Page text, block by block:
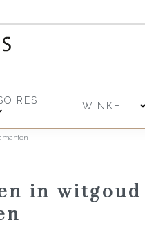
WINKEL
in witgoud